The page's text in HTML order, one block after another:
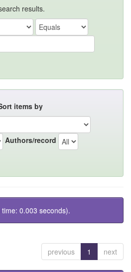
results.
items by
Authors/record
0.003 seconds).
previous 1 next